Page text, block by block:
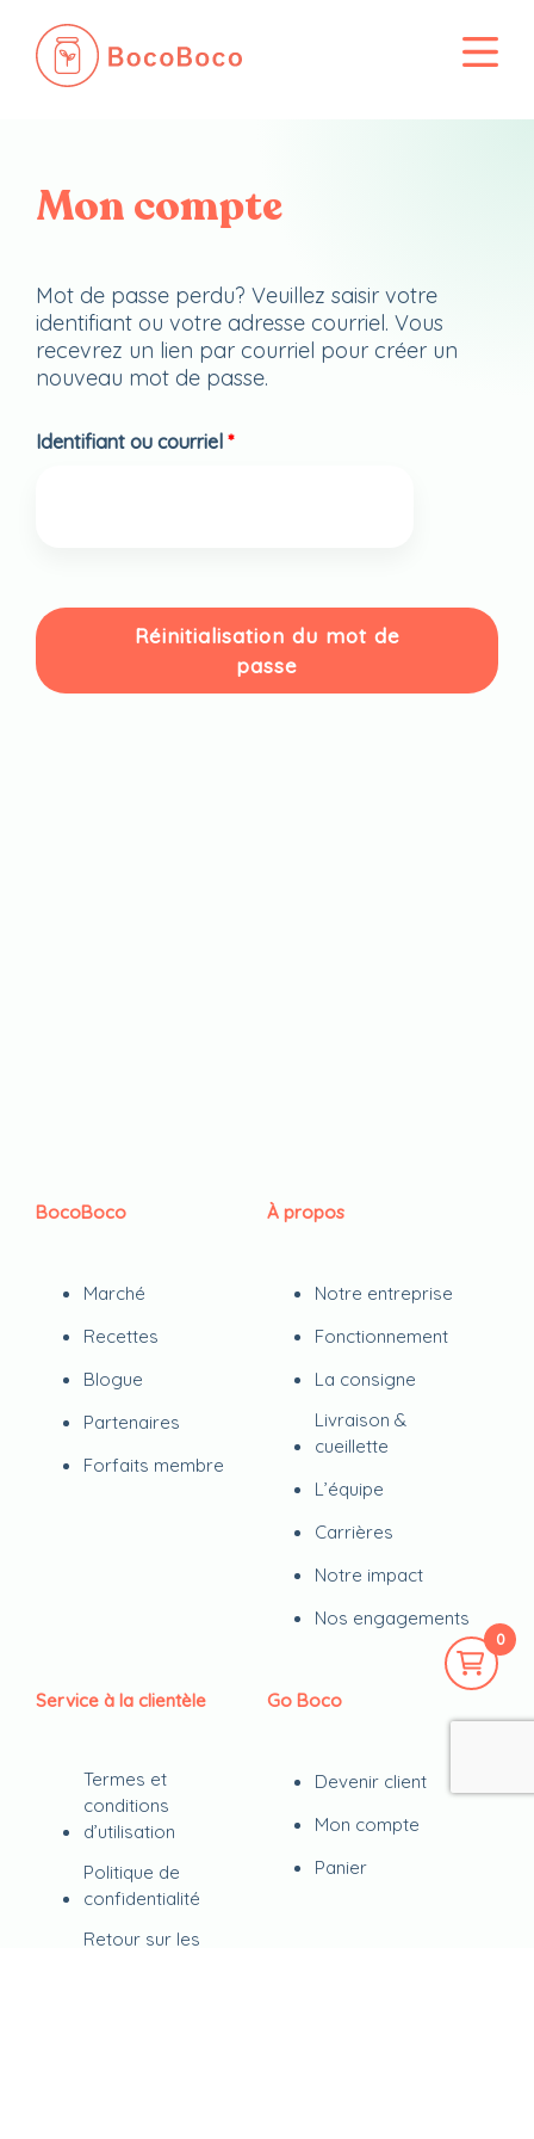
contenu
0
Mon compte
Mot de passe perdu? Veuillez saisir votre
identifiant ou votre adresse courriel. Vous
recevrez un lien par courriel pour créer un
nouveau mot de passe.
Identifiant ou courriel *
Réinitialisation du mot de
passe
BocoBoco
Marché
Recettes
Blogue
Partenaires
Forfaits membre
À propos
Notre entreprise
Fonctionnement
La consigne
Livraison &
cueillette
L’équipe
Carrières
Notre impact
Nos engagements
Service à la clientèle
Termes et
conditions
d’utilisation
Politique de
confidentialité
Retour sur les
Go Boco
Devenir client
Mon compte
Panier